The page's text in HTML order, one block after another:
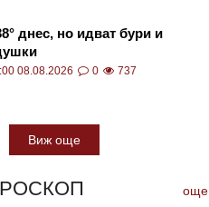
днес, но идват бури и
08.08.2026 0 737
Виж още
още